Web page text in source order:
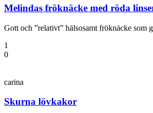
Melindas fröknäcke med röda
Gott och ”relativt” hälsosamt fröknäcke
1
0
carina
Skurna lövkakor